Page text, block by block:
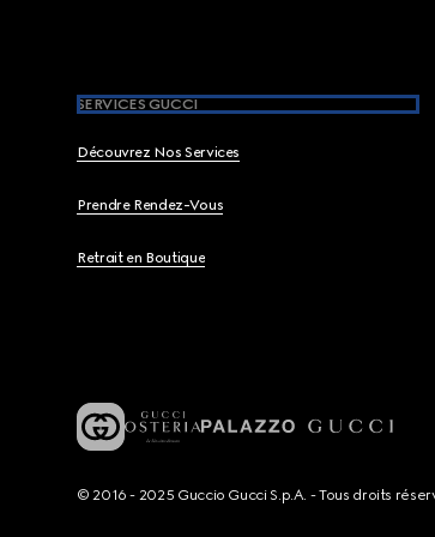
SERVICES GUCCI
Découvrez Nos Services
Prendre Rendez-Vous
Retrait en Boutique
© 2016 - 2025 Guccio Gucci S.p.A. - Tous droits